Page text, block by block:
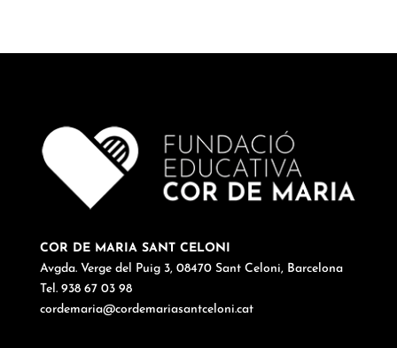
COR DE MARIA SANT CELONI
Avgda. Verge del Puig 3, 08470 Sant Celoni, Barcelona
Tel. 938 67 03 98
cordemaria@cordemariasantceloni.cat